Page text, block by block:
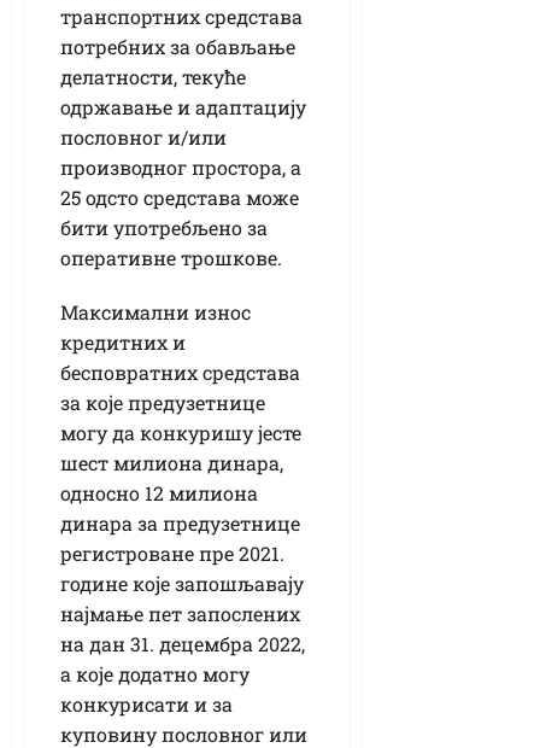
транспортних средстава
потребних за обављање
делатности, текуће
одржавање и адаптацију
пословног и/или
производног простора, а
25 одсто средстава може
бити употребљено за
оперативне трошкове.
Максимални износ
кредитних и
бесповратних средстава
за које предузетнице
могу да конкуришу јесте
шест милиона динара,
односно 12 милиона
динара за предузетнице
регистроване пре 2021.
године које запошљавају
најмање пет запослених
на дан 31. децембра 2022,
а које додатно могу
конкурисати и за
куповину пословног или